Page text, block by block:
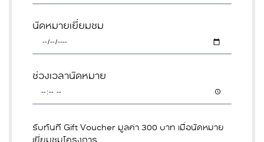
นัดหมายเยี่ยมชม
ช่วงเวลานัดหมาย
รับทันที Gift Voucher มูลค่า 300 บาท เมื่อนัดหมาย